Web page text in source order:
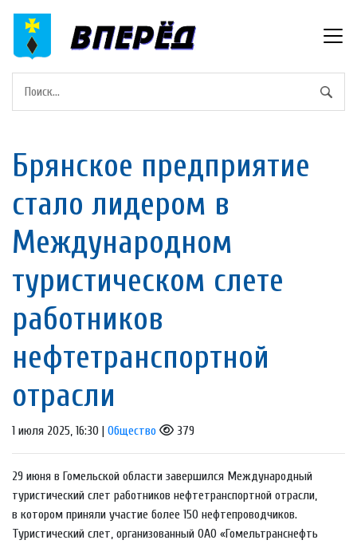
Брянское предприятие
стало лидером в
Международном
туристическом слете
работников
нефтетранспортной
отрасли
1 июля 2025, 16:30 | Общество 379
29 июня в Гомельской области завершился Международный
туристический слет работников нефтетранспортной отрасли,
в котором приняли участие более 150 нефтепроводчиков.
Туристический слет, организованный ОАО «Гомельтранснефть